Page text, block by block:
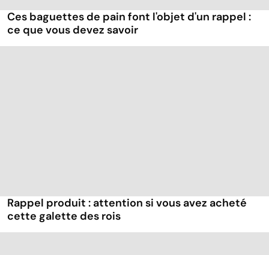
Ces baguettes de pain font l'objet d'un rappel :
ce que vous devez savoir
Rappel produit : attention si vous avez acheté
cette galette des rois